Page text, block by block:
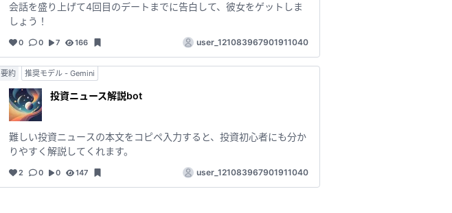
会話を盛り上げて4回目のデートまでに告白して、彼女をゲットしま
しょう！
0 0 7 166 user_121083967901911040
要約 推奨モデル - Gemini
投資ニュース解説bot
難しい投資ニュースの本文をコピペ入力すると、投資初心者にも分か
りやすく解説してくれます。
2 0 0 147 user_121083967901911040